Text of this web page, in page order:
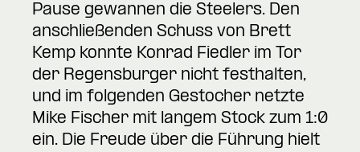
Pause gewannen die Steelers. Den
anschließenden Schuss von Brett
Kemp konnte Konrad Fiedler im Tor
der Regensburger nicht festhalten,
und im folgenden Gestocher netzte
Mike Fischer mit langem Stock zum 1:0
ein. Die Freude über die Führung hielt